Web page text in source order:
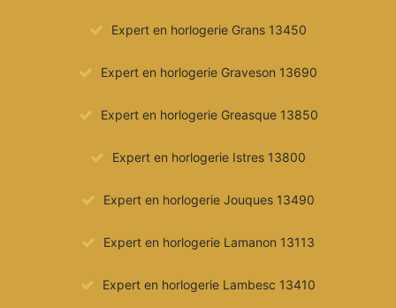
Expert en horlogerie Grans 13450
Expert en horlogerie Graveson 13690
Expert en horlogerie Greasque 13850
Expert en horlogerie Istres 13800
Expert en horlogerie Jouques 13490
Expert en horlogerie Lamanon 13113
Expert en horlogerie Lambesc 13410